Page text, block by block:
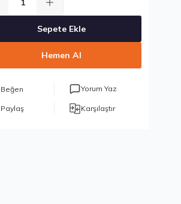
Sepete Ekle
Hemen Al
Yorum Yaz
Paylaş Karşılaştır